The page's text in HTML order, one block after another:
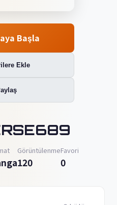
Başla
Ekle
Görüntülenme
120
Favori
0